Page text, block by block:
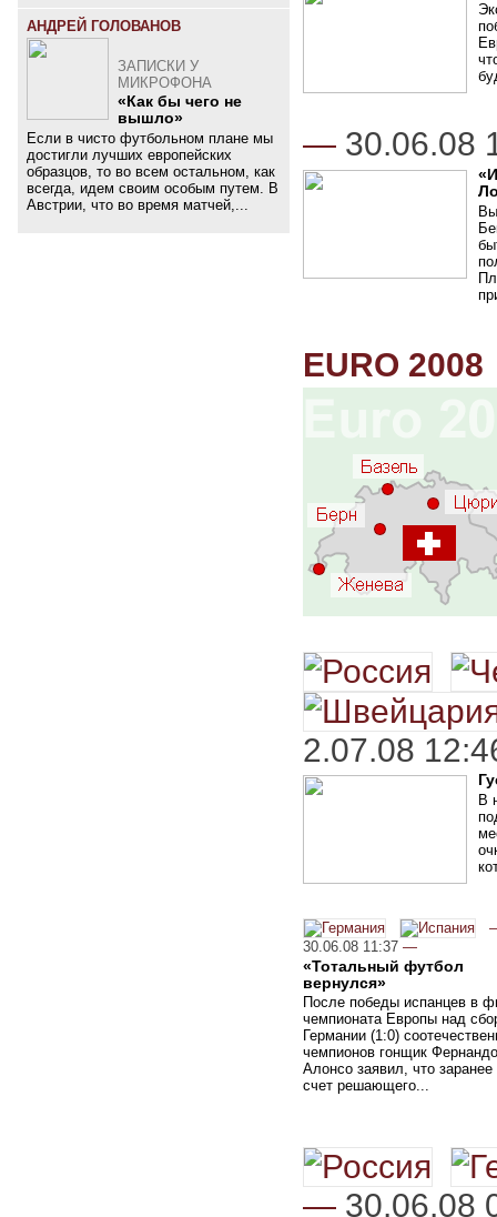
АНДРЕЙ ГОЛОВАНОВ
ЗАПИСКИ У
МИКРОФОНА
«Как бы чего не
вышло»
Если в чисто футбольном плане мы
достигли лучших европейских
образцов, то во всем остальном, как
всегда, идем своим особым путем. В
Австрии, что во время матчей,...
— 30.06.08
EURO 2008
2.07.08
В
30.06.08 11:37 —
«Тотальный футбол
вернулся»
После победы испанцев в
чемпионата Европы над
Германии (1:0)
чемпионов гонщик Фернандо
Алонсо заявил, что заранее
счет решающего...
— 30.06.08